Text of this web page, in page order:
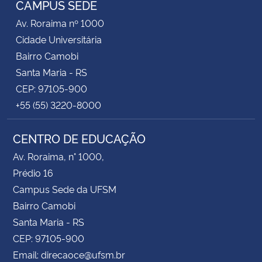
Secretaria-Geral
Secretaria de Governo
Gabinete de Segurança Institucional
Advocacia-Geral da União
CAMPUS SEDE
Av. Roraima nº 1000
Cidade Universitária
Bairro Camobi
Santa Maria - RS
CEP: 97105-900
+55 (55) 3220-8000
CENTRO DE EDUCAÇÃO
Av. Roraima, n° 1000,
Prédio 16
Campus Sede da UFSM
Bairro Camobi
Santa Maria - RS
CEP: 97105-900
Email: direcaoce@ufsm.br